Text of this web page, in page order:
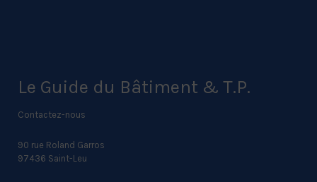
Le Guide du Bâtiment & T.P.
Contactez-nous
90 rue Roland Garros
97436 Saint-Leu